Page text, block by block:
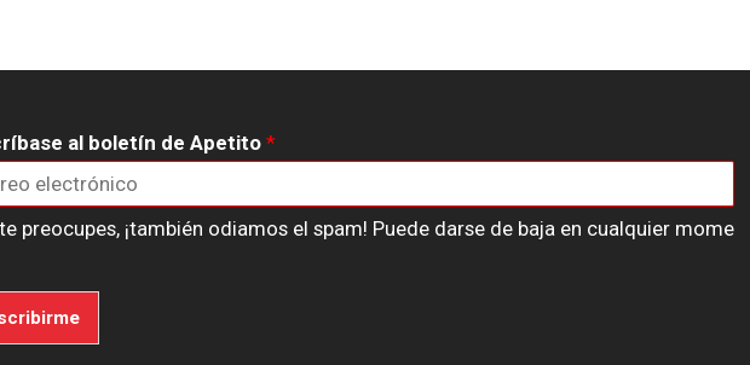
al boletín de Apetito *
preocupes, ¡también odiamos el spam! Puede darse de baja en cualquier mome